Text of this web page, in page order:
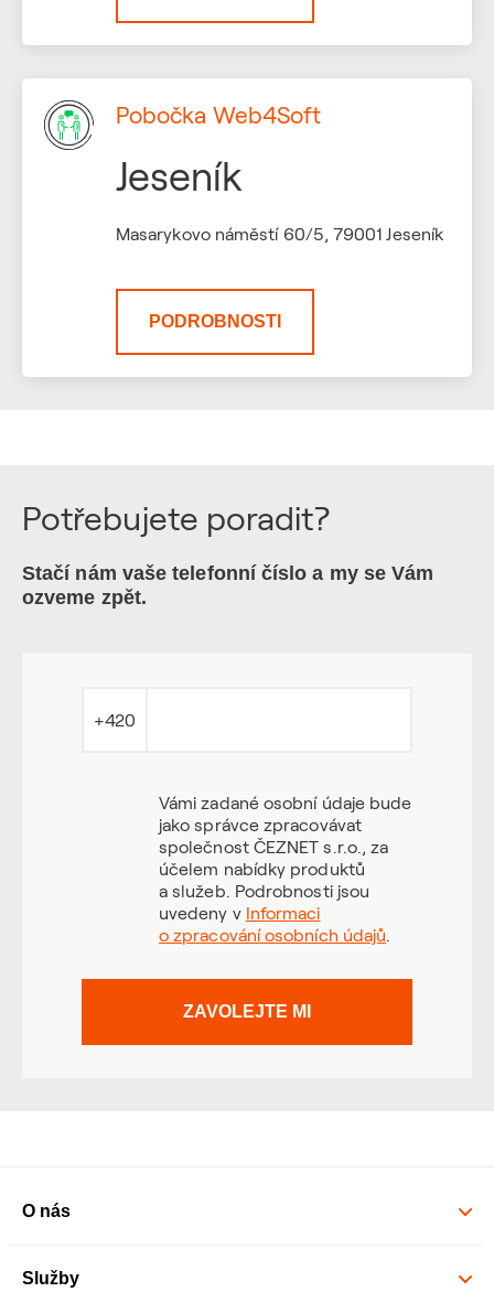
Pobočka Web4Soft
Jeseník
Masarykovo náměstí 60/5, 79001 Jeseník
PODROBNOSTI
Potřebujete poradit?
Stačí nám vaše telefonní číslo a my se Vám
ozveme zpět.
+420
Vámi zadané osobní údaje bude
jako správce zpracovávat
společnost ČEZNET s.r.o., za
účelem nabídky produktů
a služeb. Podrobnosti jsou
uvedeny v Informaci
o zpracování osobních údajů.
ZAVOLEJTE MI
O nás
Služby